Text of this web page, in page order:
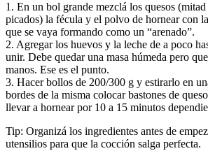
1. En un bol grande mezclá los quesos
picados) la fécula y el polvo de hornear con
que se vaya formando como un “arenado”.
2. Agregar los huevos y la leche de a poco
unir. Debe quedar una masa húmeda pero
manos. Ese es el punto.
3. Hacer bollos de 200/300 g y estirarlo en
bordes de la misma colocar bastones de
llevar a hornear por 10 a 15 minutos
Tip: Organizá los ingredientes antes de
utensilios para que la cocción salga perfecta.